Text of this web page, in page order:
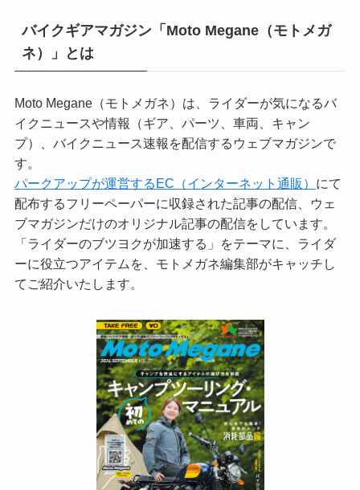
バイクギアマガジン「Moto Megane（モトメガ
ネ）」とは
Moto Megane（モトメガネ）は、ライダーが気になるバ
イクニュースや情報（ギア、パーツ、車両、キャン
プ）、バイクニュース速報を配信するウェブマガジンで
す。
パークアップが運営するEC（インターネット通販） にて
配布するフリーペーパーに収録された記事の配信、ウェ
ブマガジンだけのオリジナル記事の配信をしています。
「ライダーのブツヨクが加速する」をテーマに、ライダ
ーに役立つアイテムを、モトメガネ編集部がキャッチし
てご紹介いたします。